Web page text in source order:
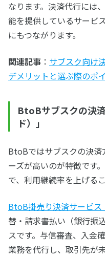
なります。決済代行には
能を提供しているサービ
にもつながります。
関連記事 ： サブスク向け
デメリットと選ぶ際のポ
BtoBサブスクの決
ド）」
BtoBではサブスクの決済
ーズが高いのが特徴です
で、利用継続率を上げる
BtoB掛売り決済サービス
替・請求書払い（銀行振
スです。与信審査、入金
業務を代行し、取引先が